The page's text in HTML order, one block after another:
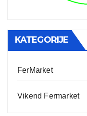
KATEGORIJE
FerMarket
Vikend Fermarket